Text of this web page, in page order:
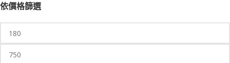
依價格篩選